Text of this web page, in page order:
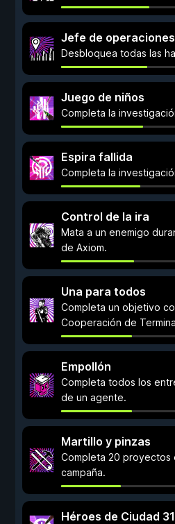
Jefe de operaciones
Desbloquea todas las
Juego de niños
Completa la
Espira fallida
Completa la
Control de la ira
Mata a un enemigo
de Axiom.
Una para todos
Completa un objetivo
Cooperación de
Empollón
Completa todos los
de un agente.
Martillo y pinzas
Completa 20 proyectos
campaña.
Héroes de Ciudad 31